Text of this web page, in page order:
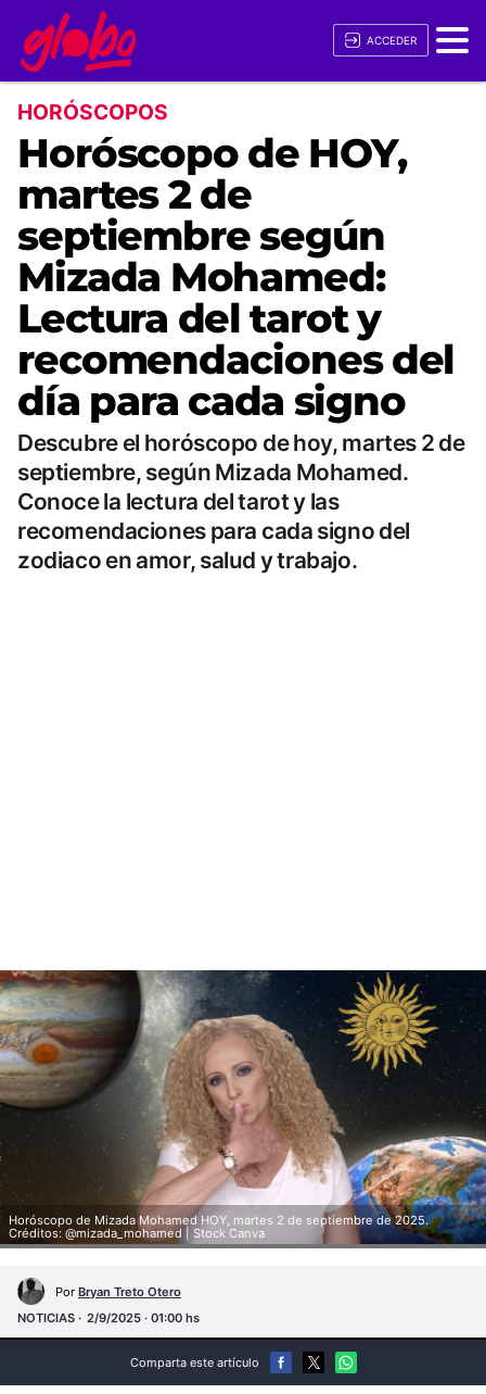
ACCEDER
HORÓSCOPOS
Horóscopo de HOY,
martes 2 de
septiembre según
Mizada Mohamed:
Lectura del tarot y
recomendaciones del
día para cada signo
Descubre el horóscopo de hoy, martes 2 de
septiembre, según Mizada Mohamed.
Conoce la lectura del tarot y las
recomendaciones para cada signo del
zodiaco en amor, salud y trabajo.
Horóscopo de Mizada Mohamed HOY, martes 2 de septiembre de 2025.
Créditos: @mizada_mohamed | Stock Canva
Por Bryan Treto Otero
NOTICIAS
2/9/2025 · 01:00 hs
Comparta este artículo